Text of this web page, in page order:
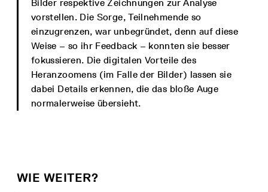
Bilder respektive Zeichnungen zur Analyse
vorstellen. Die Sorge, Teilnehmende so
einzugrenzen, war unbegründet, denn auf diese
Weise – so ihr Feedback – konnten sie besser
fokussieren. Die digitalen Vorteile des
Heranzoomens (im Falle der Bilder) lassen sie
dabei Details erkennen, die das bloße Auge
normalerweise übersieht.
WIE WEITER?